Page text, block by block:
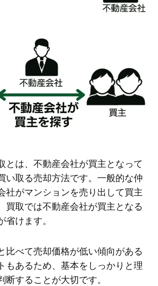
とは、不動産会社が買主となって
い取る売却方法です。一般的な仲
社がマンションを売り出して買主
買取では不動産会社が買主となる
けます。
比べて売却価格が低い傾向がある
もあるため、基本をしっかりと理
断することが大切です。